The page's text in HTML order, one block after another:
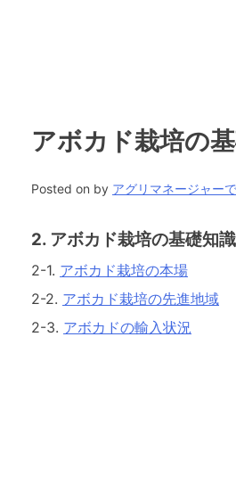
アボカド栽培の
Posted on by アグリマネージャー
2. アボカド栽培の基礎知識
2-1. アボカド栽培の本場
2-2. アボカド栽培の先進地域
2-3. アボカドの輸入状況